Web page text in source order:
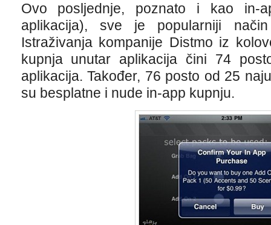
Ovo posljednje, poznato i kao in-
aplikacija), sve je popularniji
Istraživanja kompanije Distmo iz
kupnja unutar aplikacija čini 74
aplikacija. Također, 76 posto od 25
su besplatne i nude in-app kupnju.